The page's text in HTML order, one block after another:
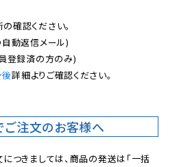
確認ください。
動返信メール)
登録済の方のみ)
後詳細よりご確認ください。
ご注文のお客様へ
つきましては、商品の発送は「一括